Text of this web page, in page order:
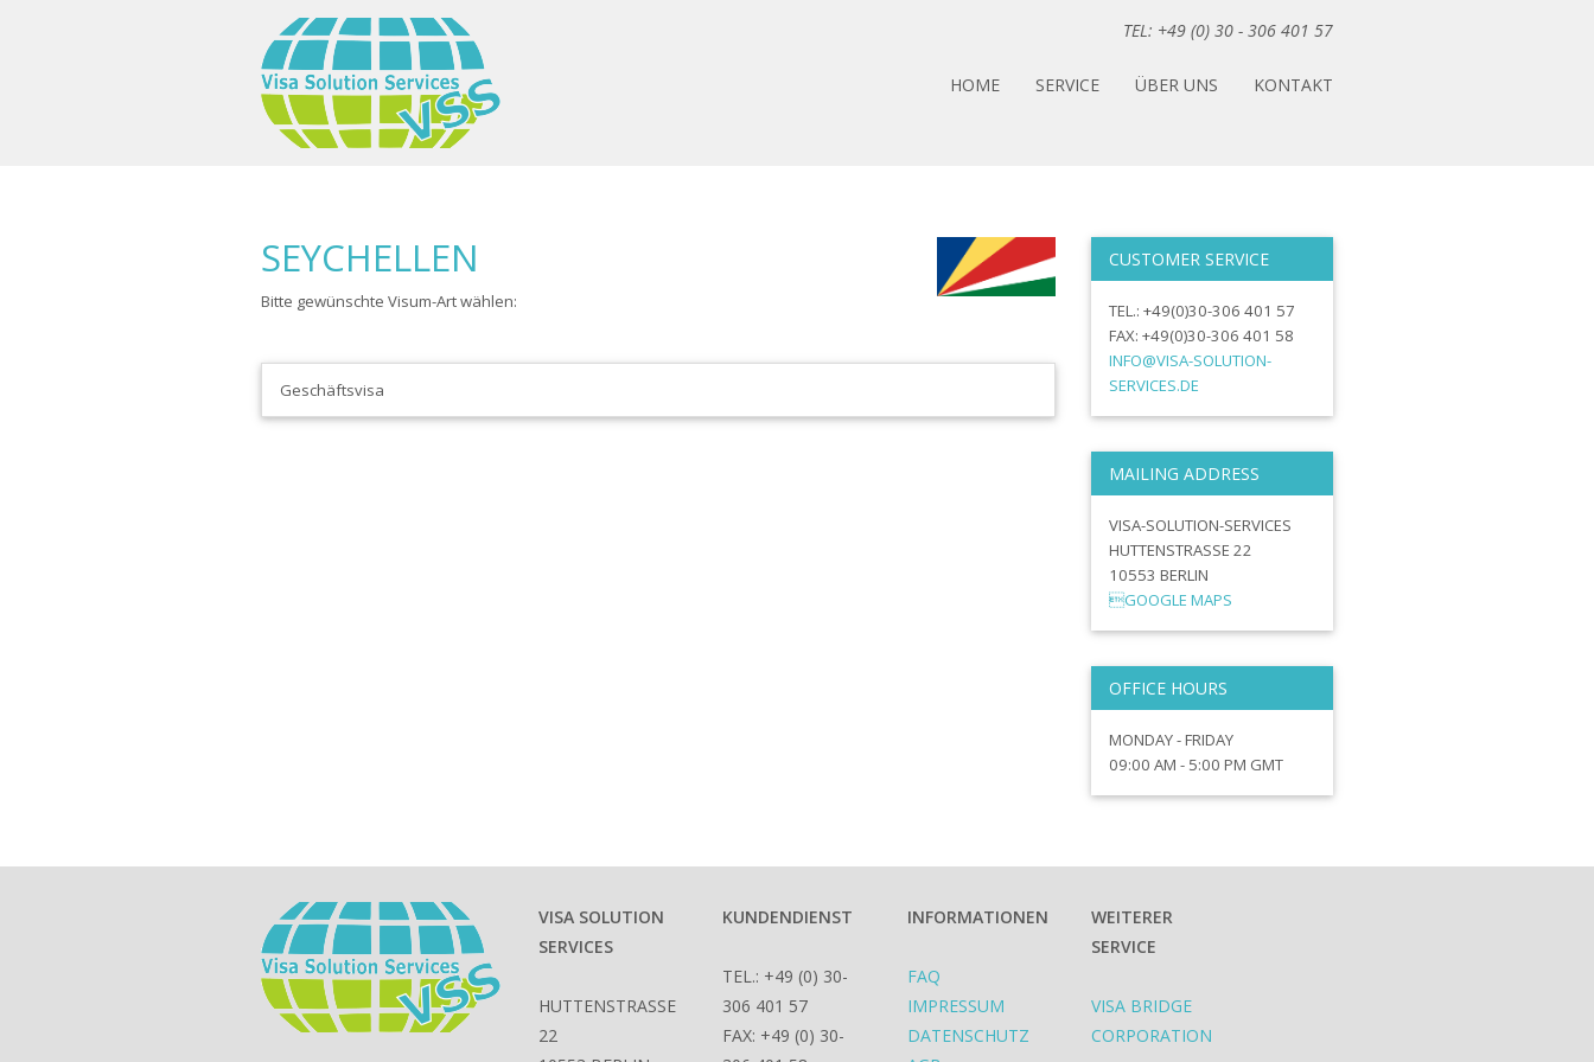
TEL: +49 (0) 30 - 306 401 57
HOME SERVICE ÜBER UNS KONTAKT
SEYCHELLEN
Bitte gewünschte Visum-Art wählen:
Geschäftsvisa
CUSTOMER SERVICE
TEL.: +49(0)30-306 401 57
FAX: +49(0)30-306 401 58
INFO@VISA-SOLUTION-
SERVICES.DE
MAILING ADDRESS
VISA-SOLUTION-SERVICES
HUTTENSTRASSE 22
10553 BERLIN
GOOGLE MAPS
OFFICE HOURS
MONDAY - FRIDAY
09:00 AM - 5:00 PM GMT
VISA SOLUTION
SERVICES
HUTTENSTRASSE
22
KUNDENDIENST
TEL.: +49 (0) 30-
306 401 57
FAX: +49 (0) 30-
INFORMATIONEN
FAQ
IMPRESSUM
DATENSCHUTZ
WEITERER
SERVICE
VISA BRIDGE
CORPORATION